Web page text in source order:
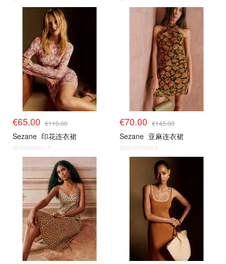
€65.00 €110.00
Sezane 印花连衣裙
@dealmoon.fr
€70.00 €145.00
Sezane 亚麻连衣裙
@dealmoon.fr